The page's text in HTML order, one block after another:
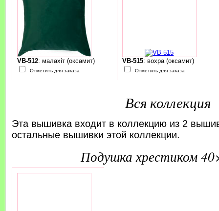
VB-512: малахіт (оксамит)
Отметить для заказа
VB-515: вохра (оксамит)
Отметить для заказа
Вся коллекция
Эта вышивка входит в коллекцию из 2
остальные вышивки этой коллекции.
подушка хрестиком